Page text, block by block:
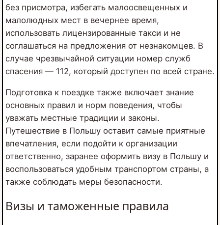
без присмотра, избегать малоосвещенных и
малолюдных мест в вечернее время,
использовать лицензированные такси и не
соглашаться на предложения от незнакомцев. В
случае чрезвычайной ситуации номер служб
спасения — 112, который доступен по всей стране.
Подготовка к поездке также включает знание
основных правил и норм поведения, чтобы
уважать местные традиции и законы.
Путешествие в Польшу оставит самые приятные
впечатления, если подойти к организации
ответственно, заранее оформить визу в Польшу и
воспользоваться удобным транспортом страны, а
также соблюдать меры безопасности.
Визы и таможенные правила